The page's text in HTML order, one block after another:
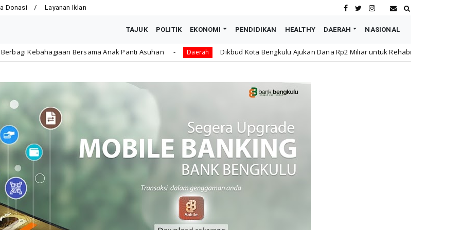
Donasi Layanan Iklan
TAJUK POLITIK EKONOMI PENDIDIKAN HEALTHY DAERAH NASIONAL
Anak Panti Asuhan Daerah Dikbud Kota Bengkulu Ajukan Dana Rp2 Miliar untuk Rehabilitasi SMPN 19 Pascakebakaran